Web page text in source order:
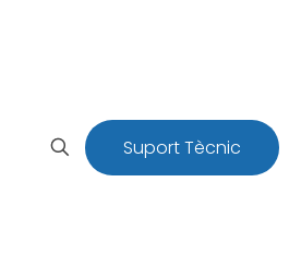
Suport Tècnic